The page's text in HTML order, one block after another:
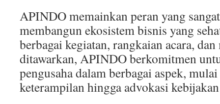
APINDO memainkan peran yang
membangun ekosistem bisnis yang
berbagai kegiatan, rangkaian acara,
ditawarkan, APINDO berkomitmen
pengusaha dalam berbagai aspek,
keterampilan hingga advokasi